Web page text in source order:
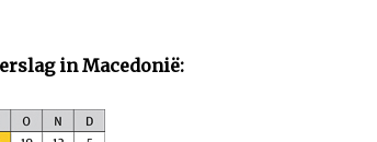
in Macedonië: